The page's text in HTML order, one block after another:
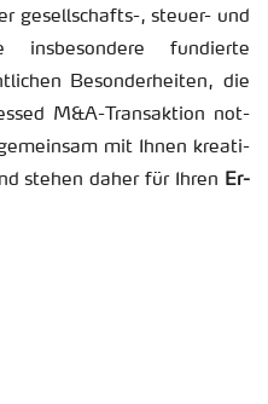
ge­sell­schafts-, steu­er- und
ins­be­son­de­re fun­dier­te
Be­son­der­hei­ten, die
M&A-Trans­ak­ti­on not­
mit Ihnen krea­ti­
ste­hen daher für Ihren Er­